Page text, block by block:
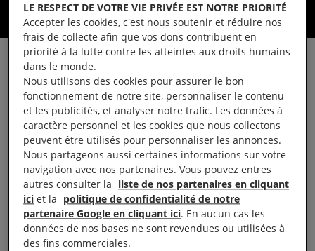
Affiche du film 'LOrdre des choses"
Le long métrage d’Andrea Segre nous
mène au plus près de la coopération
mortifère des pays européens avec la
Libye pour empêcher à tout prix les
migrants d’arriver en Europe. Une
fiction tristement proche de la réalité.
LE RESPECT DE VOTRE VIE PRIVÉE EST NOTRE PRIORITÉ
Accepter les cookies, c'est nous soutenir et réduire nos
frais de collecte afin que vos dons contribuent en
priorité à la lutte contre les atteintes aux droits humains
dans le monde.
Nous utilisons des cookies pour assurer le bon
fonctionnement de notre site, personnaliser le contenu
et les publicités, et analyser notre trafic. Les données à
caractère personnel et les cookies que nous collectons
peuvent être utilisés pour personnaliser les annonces.
Nous partageons aussi certaines informations sur votre
navigation avec nos partenaires. Vous pouvez entres
autres consulter la liste de nos partenaires en cliquant
ici et la politique de confidentialité de notre
partenaire Google en cliquant ici. En aucun cas les
données de nos bases ne sont revendues ou utilisées à
des fins commerciales.